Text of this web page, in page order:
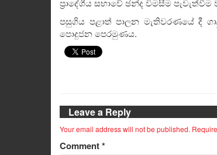
ප්‍රාදේශීය සභාවේ ඡන්ද විමසීම
පසුගිය පළාත් පාලන මැතිවරණයේ දී
පොදුජන පෙරමුණය.
Leave a Reply
Your email address will not be published.
Comment*